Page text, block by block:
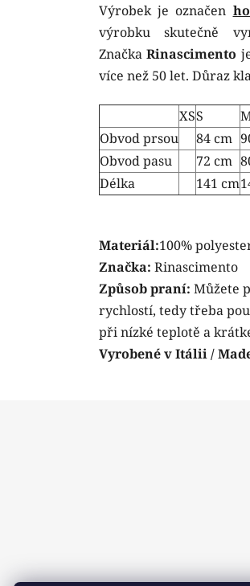
Výrobek je označen
výrobku skutečně
ZnačkaRinascimento
více než 50 let. Důraz
XSS
Obvod prsou
84 cm
Obvod pasu
72 cm
Délka
141 cm
Materiál:100%
Značka: Rinascimento
Způsob praní: Můžete
rychlostí, tedy třeba
při nízké teplotě a
Vyrobené v Itálii /